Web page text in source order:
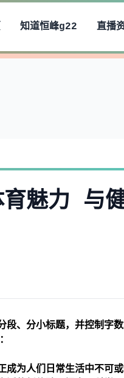
知道恒峰g22 直播
魅力 与
、分小标题，并控制字
为人们日常生活中不可